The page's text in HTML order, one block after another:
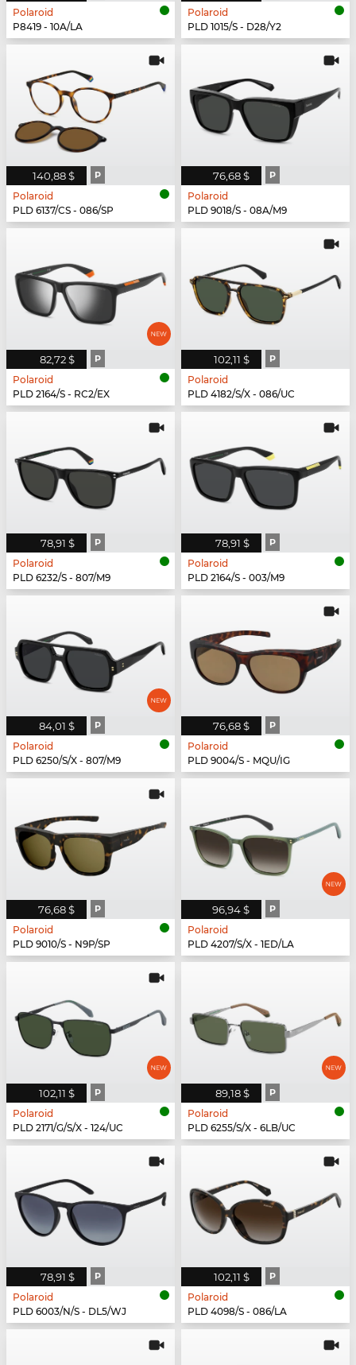
Polaroid
P8419 - 10A/LA
Polaroid
PLD 1015/S - D28/Y2
140,88 $ P
Polaroid
PLD 6137/CS - 086/SP
76,68 $ P
Polaroid
PLD 9018/S - 08A/M9
82,72 $ P
Polaroid
PLD 2164/S - RC2/EX
102,11 $ P
Polaroid
PLD 4182/S/X - 086/UC
78,91 $ P
Polaroid
PLD 6232/S - 807/M9
78,91 $ P
Polaroid
PLD 2164/S - 003/M9
84,01 $ P
Polaroid
PLD 6250/S/X - 807/M9
76,68 $ P
Polaroid
PLD 9004/S - MQU/IG
76,68 $ P
Polaroid
PLD 9010/S - N9P/SP
96,94 $ P
Polaroid
PLD 4207/S/X - 1ED/LA
102,11 $ P
Polaroid
PLD 2171/G/S/X - 124/UC
89,18 $ P
Polaroid
PLD 6255/S/X - 6LB/UC
78,91 $ P
Polaroid
PLD 6003/N/S - DL5/WJ
102,11 $ P
Polaroid
PLD 4098/S - 086/LA